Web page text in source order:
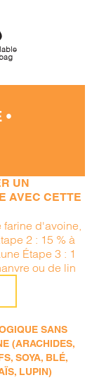
•
UN
AVEC CETTE
farine d'avoine,
2 : 15 % à
Étape 3 : 1
ou de lin
SANS
(ARACHIDES,
SOYA, BLÉ,
LUPIN)